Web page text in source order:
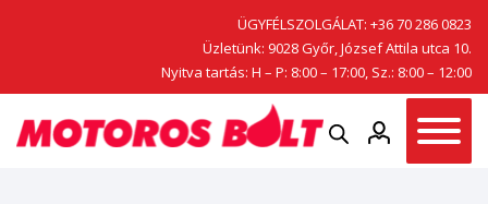
ÜGYFÉLSZOLGÁLAT: +36 70 286 0823
Üzletünk: 9028 Győr, József Attila utca 10.
Nyitva tartás: H – P: 8:00 – 17:00, Sz.: 8:00 – 12:00